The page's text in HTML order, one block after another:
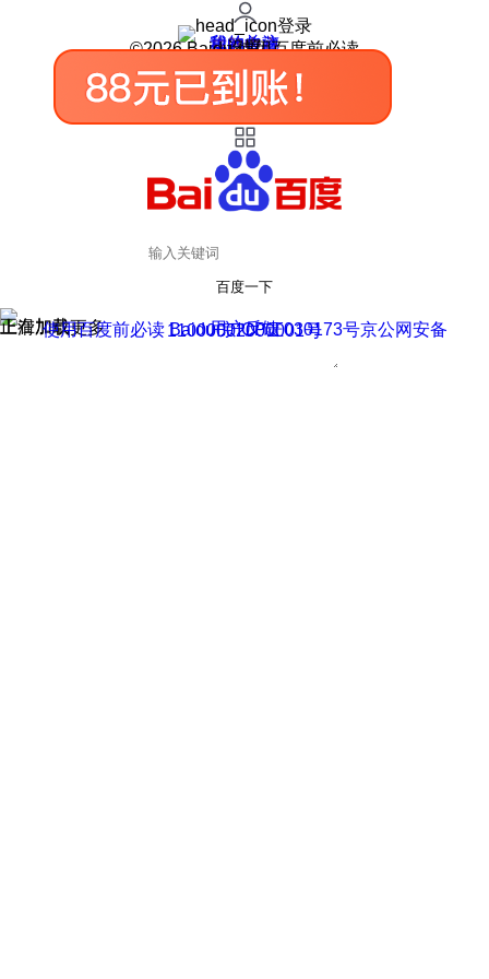
登录
我的关注
我的收藏
皮肤中心
用户反馈
设置
©2026 Baidu 使用百度前必读
百度一下
正在加载
上滑加载更多 用户反馈
使用百度前必读 Baidu 京ICP证030173号
京公网安备11000002000001号